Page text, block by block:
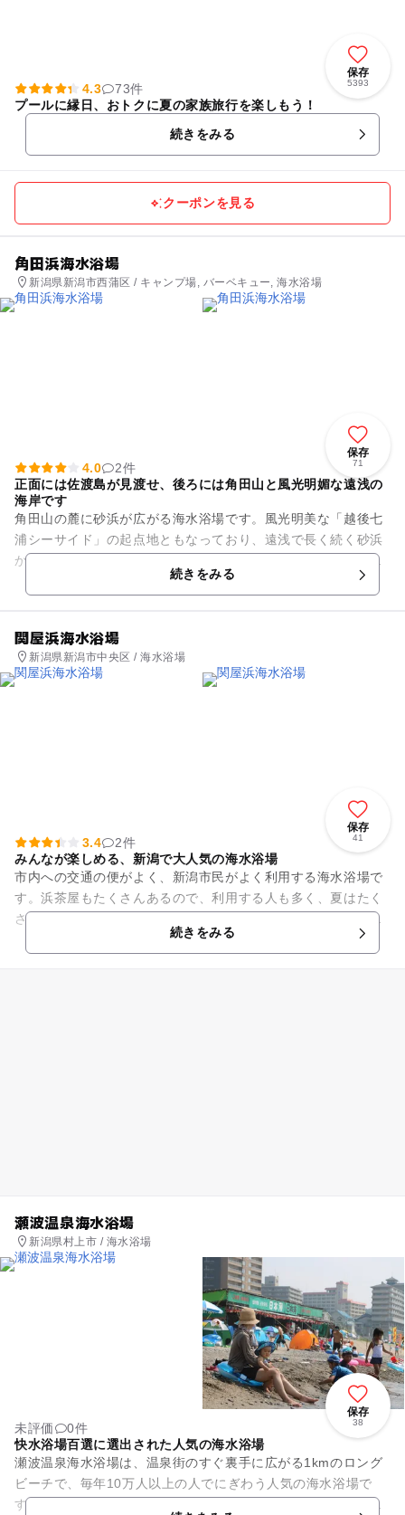
保存
5393
4.3
73件
プールに縁日、おトクに夏の家族旅行を楽しもう！
続きをみる
クーポンを見る
角田浜海水浴場
新潟県新潟市西蒲区 / キャンプ場, バーベキュー, 海水浴場
保存
71
4.0
2件
正面には佐渡島が見渡せ、後ろには角田山と風光明媚な遠浅の
海岸です
角田山の麓に砂浜が広がる海水浴場です。風光明美な「越後七
浦シーサイド」の起点地ともなっており、遠浅で長く続く砂浜
からは蒼い海と岬の白い灯台が特徴です。晴れた日には佐渡も
一望でき、夕日の鑑賞スポッ...続きをみる
関屋浜海水浴場
新潟県新潟市中央区 / 海水浴場
保存
41
3.4
2件
みんなが楽しめる、新潟で大人気の海水浴場
市内への交通の便がよく、新潟市民がよく利用する海水浴場で
す。浜茶屋もたくさんあるので、利用する人も多く、夏はたく
さんの人でにぎわいます。子供から大人まで、みんなで楽しめ
続きをみる
瀬波温泉海水浴場
新潟県村上市 / 海水浴場
保存
38
未評価
0件
快水浴場百選に選出された人気の海水浴場
瀬波温泉海水浴場は、温泉街のすぐ裏手に広がる1kmのロング
ビーチで、毎年10万人以上の人でにぎわう人気の海水浴場で
す。温泉街の旅館から水着のままで海に行く事ができるのも大